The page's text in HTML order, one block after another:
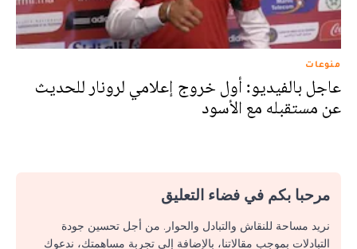
منوعات
عاجل بالفيديو: أول خروج إعلامي لرونار للحديث
عن مستقبله مع الأسود
مرحبا بكم في فضاء التعليق
نريد مساحة للنقاش والتبادل والحوار. من أجل تحسين جودة
التبادلات بموجب مقالاتنا، بالإضافة إلى تجربة مساهمتك، ندعوك